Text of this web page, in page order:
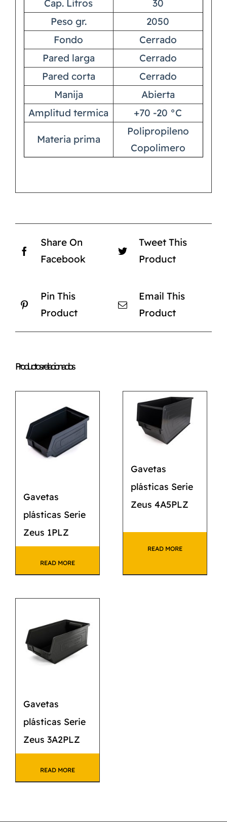
Cap. Litros
30
Peso gr.
2050
Fondo
Cerrado
Pared larga
Cerrado
Pared corta
Cerrado
Manija
Abierta
Amplitud termica
+70 -20 °C
Materia prima
Polipropileno
Copolimero
Share On
Facebook
Tweet This
Product
Pin This
Product
Email This
Product
Productos relacionados
Gavetas
plásticas Serie
Zeus 1PLZ
READ MORE
Gavetas
plásticas Serie
Zeus 4A5PLZ
READ MORE
Gavetas
plásticas Serie
Zeus 3A2PLZ
READ MORE